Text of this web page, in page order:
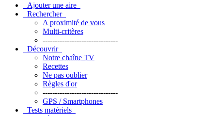
Ajouter une aire
Rechercher
A proximité de vous
Multi-critères
-------------------------------
Découvrir
Notre chaîne TV
Recettes
Ne pas oublier
Règles d'or
-------------------------------
GPS / Smartphones
Tests matériels